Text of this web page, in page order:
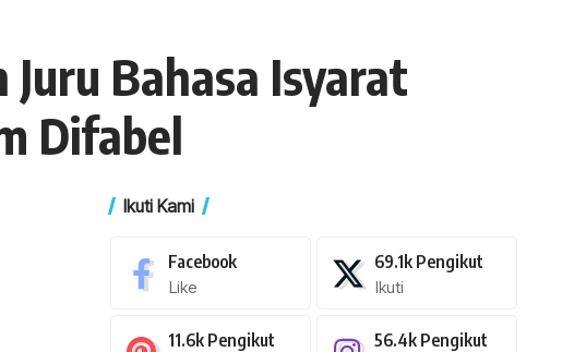
Bahasa Isyarat
Difabel
Ikuti Kami
Facebook
Like
69.1k Pengikut
Ikuti
11.6k Pengikut 56.4k Pengikut